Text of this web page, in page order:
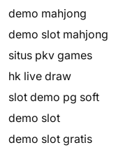
demo mahjong
demo slot mahjong
situs pkv games
hk live draw
slot demo pg soft
demo slot
demo slot gratis